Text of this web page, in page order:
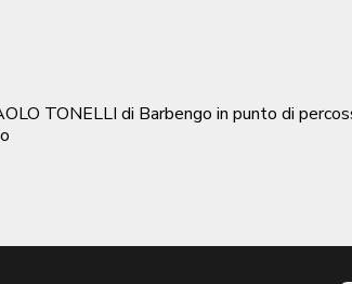
TONELLI di Barbengo in punto di